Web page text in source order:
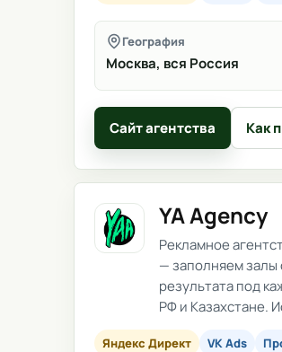
География
Москва, вся Россия
Сайт агентства Как
YA Agency
Рекламное
— заполняем залы
результата под
РФ и Казахстане.
Яндекс Директ VK Ads